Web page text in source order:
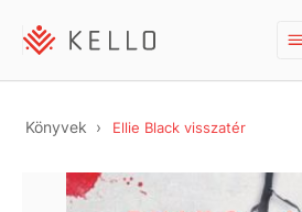
Könyvek Ellie Black visszatér